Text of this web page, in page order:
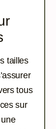
tailles
tous
sur